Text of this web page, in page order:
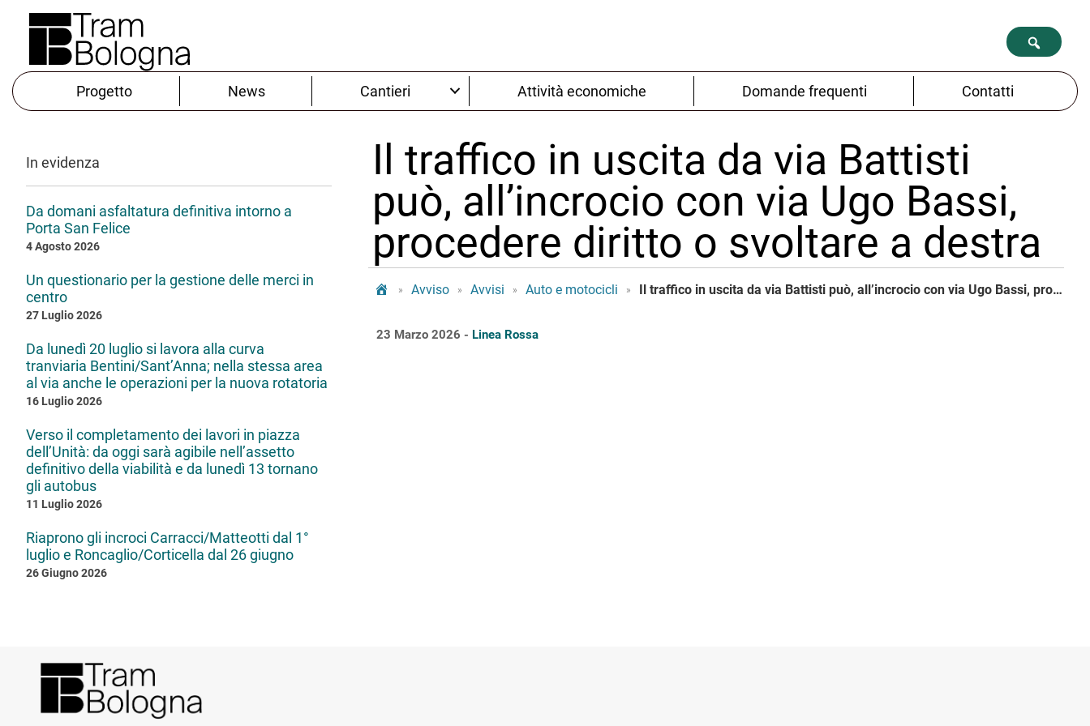
Progetto News Cantieri Attività economiche Domande frequenti Contatti
In evidenza
Da domani asfaltatura definitiva intorno a
Porta San Felice
4 Agosto 2026
Un questionario per la gestione delle merci in
centro
27 Luglio 2026
Da lunedì 20 luglio si lavora alla curva
tranviaria Bentini/Sant’Anna; nella stessa area
al via anche le operazioni per la nuova rotatoria
16 Luglio 2026
Verso il completamento dei lavori in piazza
dell’Unità: da oggi sarà agibile nell’assetto
definitivo della viabilità e da lunedì 13 tornano
gli autobus
11 Luglio 2026
Riaprono gli incroci Carracci/Matteotti dal 1°
luglio e Roncaglio/Corticella dal 26 giugno
26 Giugno 2026
Il traffico in uscita da via Battisti
può, all’incrocio con via Ugo Bassi,
procedere diritto o svoltare a destra
Tram Bologna
» Avviso » Avvisi » Auto e motocicli » Il traffico in uscita da via Battisti può, all’incrocio con via Ugo Bassi, procedere diritto o svoltare a destra
23 Marzo 2026 - Linea Rossa